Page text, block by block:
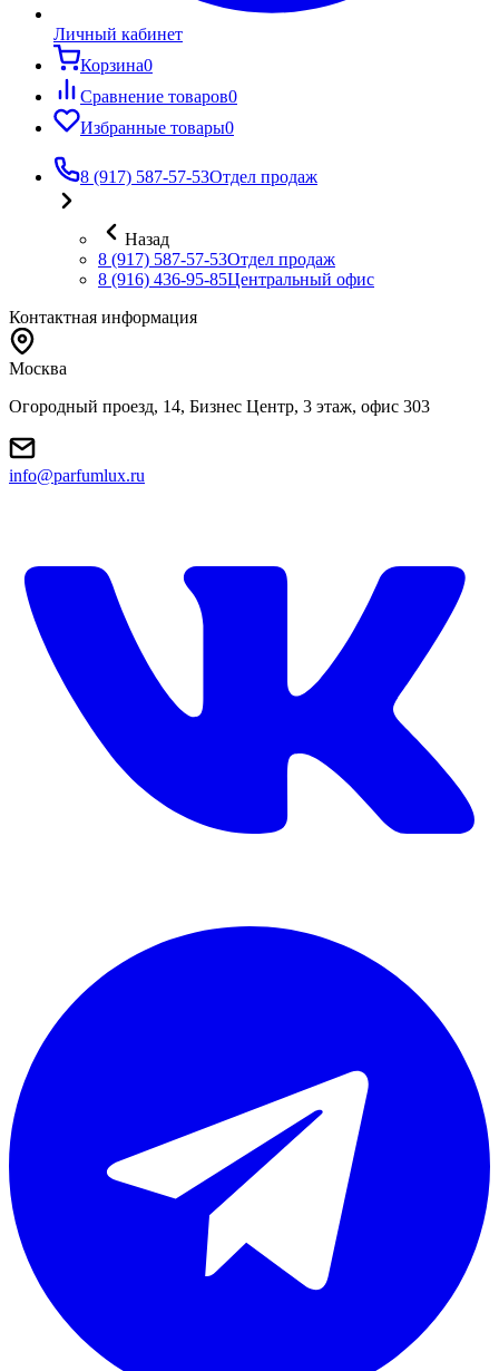
Личный кабинет
Корзина0
Сравнение товаров0
Избранные товары0
8 (917) 587-57-53Отдел продаж
Назад
8 (917) 587-57-53Отдел продаж
8 (916) 436-95-85Центральный офис
Контактная информация
Москва
Огородный проезд, 14, Бизнес Центр, 3 этаж, офис 303
info@parfumlux.ru